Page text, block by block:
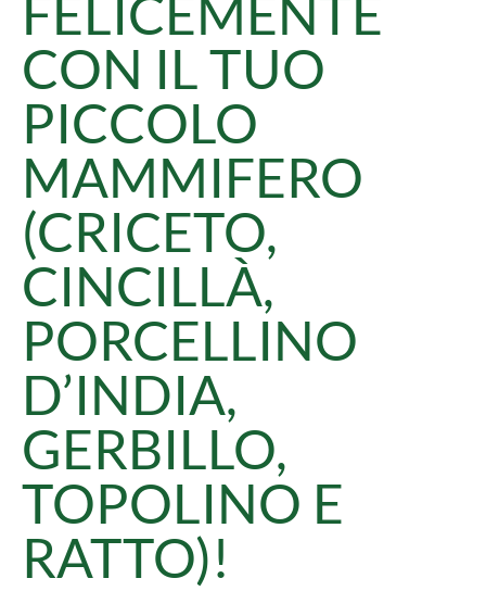
FELICEMENTE
CON IL TUO
PICCOLO
MAMMIFERO
(CRICETO,
CINCILLÀ,
PORCELLINO
D’INDIA,
GERBILLO,
TOPOLINO E
RATTO)!